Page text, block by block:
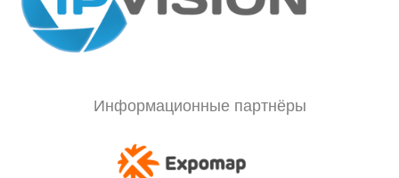
Информационные партнёры